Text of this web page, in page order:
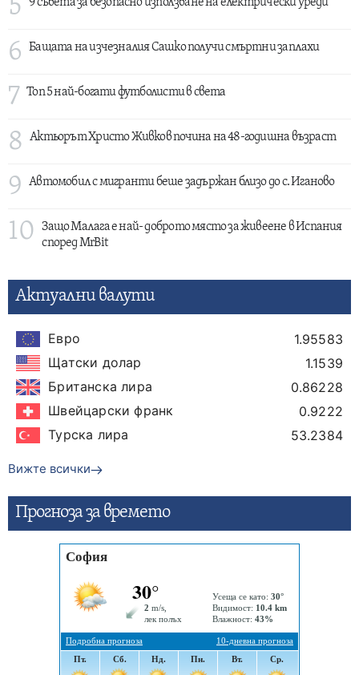
5 9 съвета за безопасно използване на електрически уреди
6 Бащата на изчезналия Сашко получи смъртни заплахи
7 Топ 5 най-богати футболисти в света
8 Актьорът Христо Живков почина на 48-годишна възраст
9 Автомобил с мигранти беше задържан близо до с. Иганово
10
Защо Малага е най- доброто място за живеене в Испания
според MrBit
Актуални валути
Евро
1.95583
Щатски долар
1.1539
Британска лира
0.86228
Швейцарски франк
0.9222
Турска лира
53.2384
Вижте всички
Прогнозa за времето